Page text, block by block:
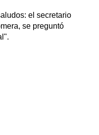
el secretario
se preguntó